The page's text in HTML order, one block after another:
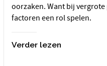
oorzaken. Want bij
factoren een rol spelen.
Verder lezen